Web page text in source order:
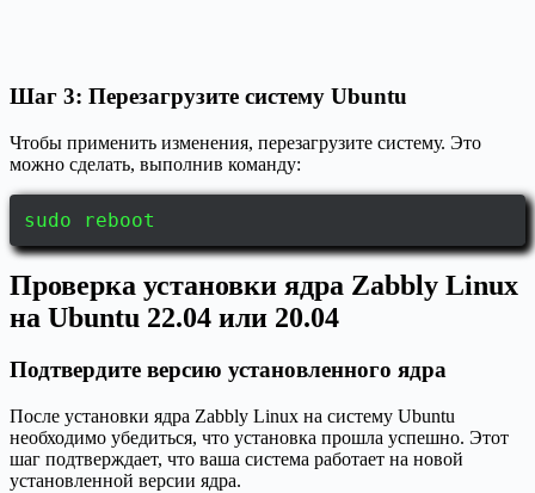
Шаг 3: Перезагрузите систему Ubuntu
Чтобы применить изменения, перезагрузите систему. Это
можно сделать, выполнив команду:
sudo reboot
Проверка установки ядра Zabbly Linux
на Ubuntu 22.04 или 20.04
Подтвердите версию установленного ядра
После установки ядра Zabbly Linux на систему Ubuntu
необходимо убедиться, что установка прошла успешно. Этот
шаг подтверждает, что ваша система работает на новой
установленной версии ядра.